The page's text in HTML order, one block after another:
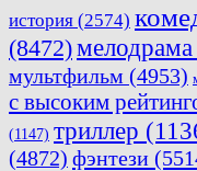
история (2574)
(8472)мелодрама
мультфильм (4953)
с высоким
(1147) триллер
(4872) фэнтези